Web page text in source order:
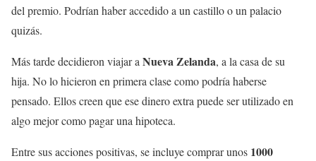
del premio. Podrían haber accedido a un castillo o un palacio
quizás.
Más tarde decidieron viajar aNueva Zelanda, a la casa de su
hija. No lo hicieron en primera clase como podría haberse
pensado. Ellos creen que ese dinero extra puede ser utilizado en
algo mejor como pagar una hipoteca.
Entre sus acciones positivas, se incluye comprar unos 1000